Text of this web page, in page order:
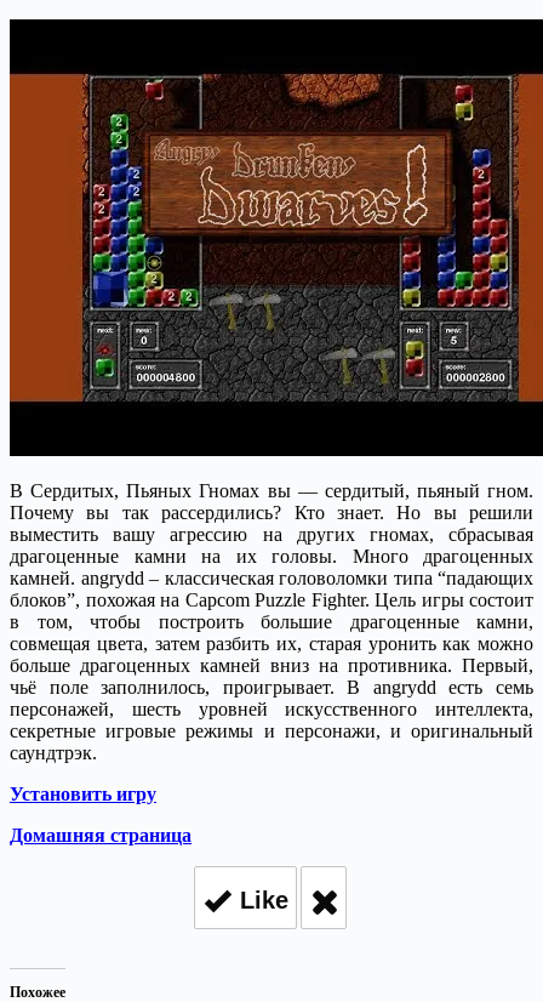
В Сердитых, Пьяных Гномах вы — сердитый, пьяный гном.
Почему вы так рассердились? Кто знает. Но вы решили
выместить вашу агрессию на других гномах, сбрасывая
драгоценные камни на их головы. Много драгоценных
камней. angrydd – классическая головоломки типа “падающих
блоков”, похожая на Capcom Puzzle Fighter. Цель игры состоит
в том, чтобы построить большие драгоценные камни,
совмещая цвета, затем разбить их, старая уронить как можно
больше драгоценных камней вниз на противника. Первый,
чьё поле заполнилось, проигрывает. В angrydd есть семь
персонажей, шесть уровней искусственного интеллекта,
секретные игровые режимы и персонажи, и оригинальный
саундтрэк.
Установить игру
Домашняя страница
Like
Похожее